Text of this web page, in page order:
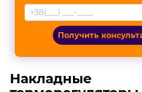
Получить
Накладные